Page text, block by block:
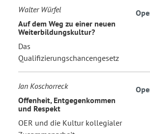
Walter Würfel
Auf dem Weg zu einer neuen
Weiterbildungskultur?
Das
Qualifizierungschancengesetz
Jan Koschorreck
Offenheit, Entgegenkommen
und Respekt
OER und die Kultur kollegialer